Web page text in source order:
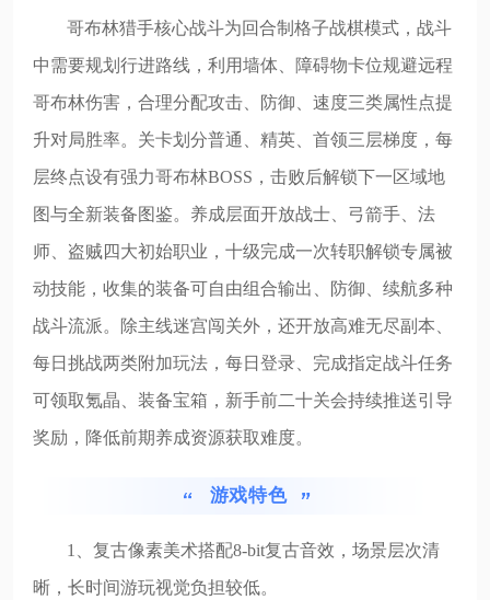
哥布林猎手核心战斗为回合制格子战棋模式，战斗
中需要规划行进路线，利用墙体、障碍物卡位规避远程
哥布林伤害，合理分配攻击、防御、速度三类属性点提
升对局胜率。关卡划分普通、精英、首领三层梯度，每
层终点设有强力哥布林BOSS，击败后解锁下一区域地
图与全新装备图鉴。养成层面开放战士、弓箭手、法
师、盗贼四大初始职业，十级完成一次转职解锁专属被
动技能，收集的装备可自由组合输出、防御、续航多种
战斗流派。除主线迷宫闯关外，还开放高难无尽副本、
每日挑战两类附加玩法，每日登录、完成指定战斗任务
可领取氪晶、装备宝箱，新手前二十关会持续推送引导
奖励，降低前期养成资源获取难度。
游戏特色
1、复古像素美术搭配8-bit复古音效，场景层次清
晰，长时间游玩视觉负担较低。